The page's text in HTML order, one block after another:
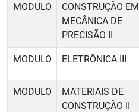
MODULO
CONSTRUÇÃO EM
MECÂNICA DE
PRECISÃO II
MODULO ELETRÔNICA III
MODULO
MATERIAIS DE
CONSTRUÇÃO II